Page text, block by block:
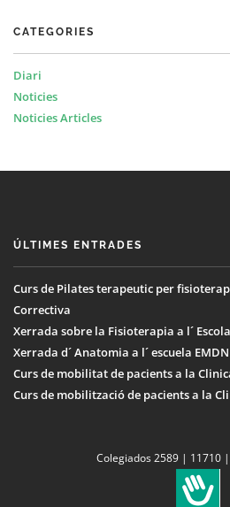
CATEGORIES
Diari
Noticies
Noticies Articles
ÚLTIMES ENTRADES
Curs de Pilates terapeutic per
Correctiva
Xerrada sobre la Fisioterapia a l´
Xerrada d´ Anatomia a l´ escuela EMDN
Curs de mobilitat de pacients a la
Curs de mobilització de pacients a la
Colegiados 2589 | 11710